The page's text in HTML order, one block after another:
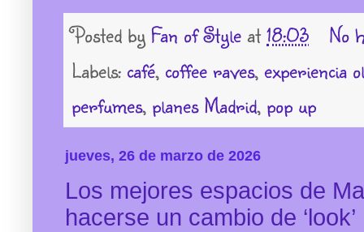
Posted by Fan of Style at 18:03
No
Labels: café, coffee raves, experiencia
perfumes, planes Madrid, pop up
jueves, 26 de marzo de 2026
Los mejores espacios de
hacerse un cambio de ‘look’